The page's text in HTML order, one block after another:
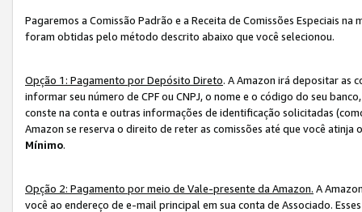
Pagaremos a Comissão Padrão e a Receita de Comissões Especiais
foram obtidas pelo método descrito abaixo que você selecionou.
Opção 1: Pagamento por Depósito Direto. A Amazon irá depositar as
informar seu número de CPF ou CNPJ, o nome e o código do seu
conste na conta e outras informações de identificação solicitadas
Amazon se reserva o direito de reter as comissões até que você
Mínimo.
Opção 2: Pagamento por meio de Vale-presente da Amazon. A
você ao endereço de e-mail principal em sua conta de Associado.